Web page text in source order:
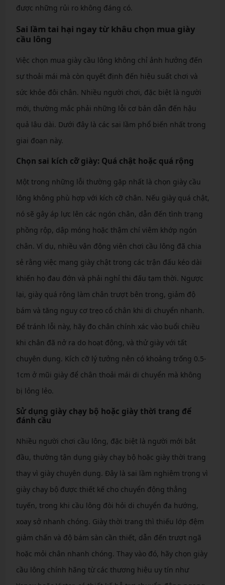
được những rủi ro không đáng có.
Sai lầm tai hại ngay từ khâu chọn mua giày
cầu lông
Việc chọn mua giày cầu lông không chỉ ảnh hưởng đến
sự thoải mái mà còn quyết định đến hiệu suất chơi và
sức khỏe đôi chân. Nhiều người chơi, đặc biệt là người
mới, thường mắc phải những lỗi cơ bản dẫn đến hậu
quả lâu dài. Dưới đây là các sai lầm phổ biến nhất trong
giai đoạn này.
Chọn sai kích cỡ giày: Quá chật hoặc quá rộng
Một trong những lỗi thường gặp nhất là chọn giày cầu
lông không phù hợp với kích cỡ chân. Nếu giày quá chật,
nó sẽ gây áp lực lên các ngón chân, dẫn đến tình trạng
phồng rộp, dập móng hoặc thậm chí viêm khớp ngón
chân. Ví dụ, nhiều vận động viên chơi cầu lông đã chia
sẻ rằng việc mang giày chật trong các trận đấu kéo dài
khiến họ đau đớn và phải nghỉ thi đấu tạm thời. Ngược
lại, giày quá rộng làm chân trượt bên trong, giảm độ
bám và tăng nguy cơ trẹo cổ chân khi di chuyển nhanh.
Để tránh lỗi này, hãy đo chân chính xác vào buổi chiều
khi chân đã nở ra do hoạt động, và thử giày với tất
chuyên dụng. Kích cỡ lý tưởng nên có khoảng trống 0.5-
1cm ở mũi giày để chân thoải mái di chuyển mà không
bị lỏng lẻo.
Sử dụng giày chạy bộ hoặc giày thời trang để
đánh cầu
Nhiều người chơi cầu lông, đặc biệt là người mới bắt
đầu, thường tận dụng giày chạy bộ hoặc giày thời trang
thay vì giày chuyên dụng. Đây là sai lầm nghiêm trọng vì
giày chạy bộ được thiết kế cho chuyển động thẳng
tuyến, trong khi cầu lông đòi hỏi di chuyển đa hướng,
xoay sở nhanh chóng. Giày thời trang thì thiếu lớp đệm
giảm chấn và độ bám sàn cần thiết, dẫn đến trượt ngã
hoặc mỏi chân nhanh chóng. Thay vào đó, hãy chọn giày
cầu lông chính hãng từ các thương hiệu uy tín như